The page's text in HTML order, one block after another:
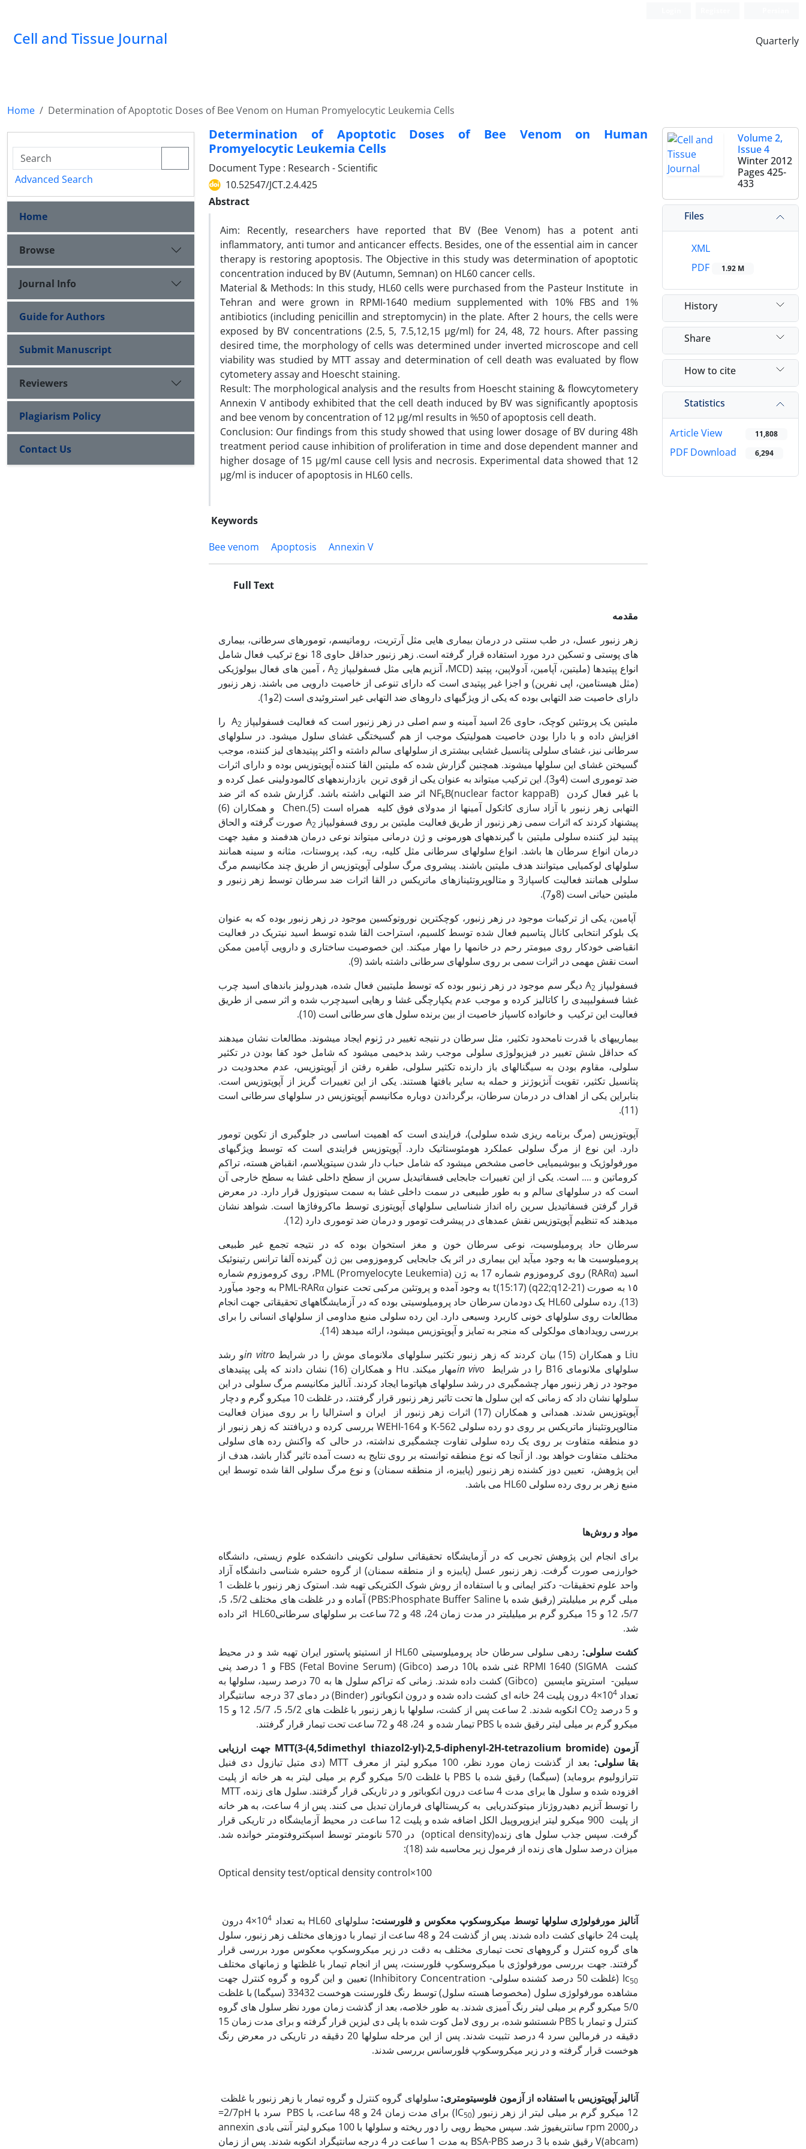
Cell and Tissue Journal Quarterly
Home Determination of Apoptotic Doses of Bee Venom on Human Promyelocytic Leukemia Cells
Determination of Apoptotic Doses of Bee Venom on Human
Promyelocytic Leukemia Cells
Document Type : Research - Scientific
10.52547/JCT.2.4.425
Abstract
Aim: Recently, researchers have reported that BV (Bee Venom) has a potent anti
inflammatory, anti tumor and anticancer effects. Besides, one of the essential aim in cancer
therapy is restoring apoptosis. The Objective in this study was determination of apoptotic
concentration induced by BV (Autumn, Semnan) on HL60 cancer cells.
Material & Methods: In this study, HL60 cells were purchased from the Pasteur Institute in
Tehran and were grown in RPMI-1640 medium supplemented with 10% FBS and 1%
antibiotics (including penicillin and streptomycin) in the plate. After 2 hours, the cells were
exposed by BV concentrations (2.5, 5, 7.5,12,15 µg/ml) for 24, 48, 72 hours. After passing
desired time, the morphology of cells was determined under inverted microscope and cell
viability was studied by MTT assay and determination of cell death was evaluated by flow
cytometery assay and Hoescht staining.
Result: The morphological analysis and the results from Hoescht staining & flowcytometery
Annexin V antibody exhibited that the cell death induced by BV was significantly apoptosis
and bee venom by concentration of 12 µg/ml results in %50 of apoptosis cell death.
Conclusion: Our findings from this study showed that using lower dosage of BV during 48h
treatment period cause inhibition of proliferation in time and dose dependent manner and
higher dosage of 15 µg/ml cause cell lysis and necrosis. Experimental data showed that 12
µg/ml is inducer of apoptosis in HL60 cells.
Keywords
Bee venom
Apoptosis Annexin V
Full Text
مقدمه
زهر زنبور عسل، در طب سنتی در درمان بیماری هایی مثل آرتریت، روماتیسم، تومورهای سرطانی، بیماری
های پوستی و تسکین درد مورد استفاده قرار گرفته است. زهر زنبور حداقل حاوی 18 نوع ترکیب فعال شامل
انواع پپتیدها (ملیتین، آپامین، آدولاپین، پپتید (MCD، آنزیم هایی مثل فسفولیپاز A
2
، آمین های فعال بیولوژیکی
(مثل هیستامین، اپی نفرین) و اجزا غیر پپتیدی است که دارای تنوعی از خاصیت دارویی می باشند. زهر زنبور
دارای خاصیت ضد التهابی بوده که یکی از ویژگی‏های داروهای ضد التهابی غیر استروئیدی است (2و1).
ملیتین یک پروتئین کوچک، حاوی 26 اسید آمینه و سم اصلی در زهر زنبور است که فعالیت فسفولیپاز A
2
را
افزایش داده و با دارا بودن خاصیت همولیتیک موجب از هم گسیختگی غشای سلول می‏شود. در سلول‏های
سرطانی نیز، غشای سلولی پتانسیل غشایی بیشتری از سلول‏های سالم داشته و اکثر پپتیدهای لیز کننده، موجب
گسیختن غشای این سلول‏ها می‏شوند. همچنین گزارش شده که ملیتین القا کننده آپوپتوزیس بوده و دارای اثرات
ضد توموری است (4و3). این ترکیب می‏تواند به عنوان یکی از قوی ترین بازدارنده‏های کالمودولینی عمل کرده و
با غیر فعال کردن NF
k
B(nuclear factor kappaB) اثر ضد التهابی داشته باشد. گزارش شده که اثر ضد
التهابی زهر زنبور با آزاد سازی کاتکول آمین‏ها از مدولای فوق کلیه همراه است (5).Chen و همکاران (6)
پیشنهاد کردند که اثرات سمی زهر زنبور از طریق فعالیت ملیتین بر روی فسفولیپاز A 2
صورت گرفته و الحاق
پپتید لیز کننده سلولی ملیتین با گیرنده‏های هورمونی و ژن درمانی می‏تواند نوعی درمان هدفمند و مفید جهت
درمان انواع سرطان ها باشد. انواع سلول‏های سرطانی مثل کلیه، ریه، کبد، پروستات، مثانه و سینه همانند
سلول‏های لوکمیایی می‏توانند هدف ملیتین باشند. پیشروی مرگ سلولی آپوپتوزیس از طریق چند مکانیسم مرگ
سلولی همانند فعالیت کاسپاز3 و متالوپروتئینازهای ماتریکس در القا اثرات ضد سرطان توسط زهر زنبور و
ملیتین حیاتی است (8و7).
آپامین، یکی از ترکیبات موجود در زهر زنبور، کوچکترین نوروتوکسین موجود در زهر زنبور بوده که به عنوان
یک بلوکر انتخابی کانال پتاسیم فعال شده توسط کلسیم، استراحت القا شده توسط اسید نیتریک در فعالیت
انقباضی خودکار روی میومتر رحم در خانمها را مهار می‏کند. این خصوصیت ساختاری و دارویی آپامین ممکن
است نقش مهمی در اثرات سمی بر روی سلول‏های سرطانی داشته باشد (9).
فسفولیپاز A 2
دیگر سم موجود در زهر زنبور بوده که توسط ملیتیین فعال شده، هیدرولیز باندهای اسید چرب
غشا فسفولیپیدی را کاتالیز کرده و موجب عدم یکپارچگی غشا و رهایی اسیدچرب شده و اثر سمی از طریق
فعالیت این ترکیب و خانواده کاسپاز خاصیت از بین برنده سلول های سرطانی است (10).
بیماریی‏های با قدرت نامحدود تکثیر، مثل سرطان در نتیجه تغییر در ژنوم ایجاد می‏شوند. مطالعات نشان می‏دهند
که حداقل شش تغییر در فیزیولوژی سلولی موجب رشد بدخیمی می‏شود که شامل خود کفا بودن در تکثیر
سلولی، مقاوم بودن به سیگنال‏های باز دارنده تکثیر سلولی، طفره رفتن از آپوپتوزیس، عدم محدودیت در
پتانسیل تکثیر، تقویت آنژیوژنز و حمله به سایر بافت‏ها هستند. یکی از این تغییرات گریز از آپوپتوزیس است.
بنابراین یکی از اهداف در درمان سرطان، برگرداندن دوباره مکانیسم آپوپتوزیس در سلول‏های سرطانی است
(11).
آپوپتوزیس (مرگ برنامه ریزی شده سلولی)، فرایندی است که اهمیت اساسی در جلوگیری از تکوین تومور
دارد. این نوع از مرگ سلولی عملکرد هومئوستاتیک دارد. آپوپتوزیس فرایندی است که توسط ویژگی‏های
مورفولوژیک و بیوشیمیایی خاصی مشخص می‏شود که شامل حباب دار شدن سیتوپلاسم، انقباض هسته، تراکم
کروماتین و .... است. یکی از این تغییرات جابجایی فسفاتیدیل سرین از سطح داخلی غشا به سطح خارجی آن
است که در سلول‏های سالم و به طور طبیعی در سمت داخلی غشا به سمت سیتوزول قرار دارد. در معرض
قرار گرفتن فسفاتیدیل سرین راه انداز شناسایی سلول‏های آپوپتوزی توسط ماکروفاژها است. شواهد نشان
می‏دهند که تنظیم آپوپتوزیس نقش عمده‏ای در پیشرفت تومور و درمان ضد توموری دارد (12).
سرطان حاد پرومیلوسیت، نوعی سرطان خون و مغز استخوان بوده که در نتیجه تجمع غیر طبیعی
پرومیلوسیت ها به وجود می‏آید این بیماری در اثر یک جابجایی کروموزومی بین ژن گیرنده آلفا ترانس رتینوئیک
اسید (RARα) روی کروموزوم شماره 17 به ژن PML (Promyelocyte Leukemia)، روی کروموزوم شماره
١٥ به صورت t(15:17) (q22;q12-21) به وجود آمده و پروتئین مرکبی تحت عنوان PML-RARα به وجود می‏آورد
(13). رده سلولی HL60 یک دودمان سرطان حاد پرومیلوسیتی بوده که در آزمایشگاه‏های تحقیقاتی جهت انجام
مطالعات روی سلول‏های خونی کاربرد وسیعی دارد. این رده سلولی منبع مداومی از سلول‏های انسانی را برای
بررسی رویدادهای مولکولی که منجر به تمایز و آپوپتوزیس می‏شود، ارائه می‏دهد (14).
Liu و همکاران (15) بیان کردند که زهر زنبور تکثیر سلول‏های ملانومای موش را در شرایط
in vitroو رشد
سلول‏های ملانومای B16 را در شرایط
in vivo
مهار می‏کند. Hu و همکاران (16) نشان دادند که پلی پپتیدهای
موجود در زهر زنبور مهار چشمگیری در رشد سلول‏های هپاتوما ایجاد کردند. آنالیز مکانیسم مرگ سلولی در این
سلول‏ها نشان داد که زمانی که این سلول ها تحت تاثیر زهر زنبور قرار گرفتند، در غلظت 10 میکرو گرم و دچار
آپوپتوزیس شدند. همدانی و همکاران (17) اثرات زهر زنبور از ایران و استرالیا را بر روی میزان فعالیت
متالوپروتئیناز ماتریکس بر روی دو رده سلولی K-562 و WEHI-164 بررسی کرده و دریافتند که زهر زنبور از
دو منطقه متفاوت بر روی یک رده سلولی تفاوت چشمگیری نداشته، در حالی که واکنش رده های سلولی
مختلف متفاوت خواهد بود. از آنجا که نوع منطقه توانسته بر روی نتایج به دست آمده تاثیر گذار باشد، هدف از
این پژوهش، تعیین دوز کشنده زهر زنبور (پاییزه، از منطقه سمنان) و نوع مرگ سلولی القا شده توسط این
منبع زهر بر روی رده سلولی HL60 می باشد.
مواد و روش‌ها
برای انجام این پژوهش تجربی که در آزمایشگاه تحقیقاتی سلولی تکوینی دانشکده علوم زیستی، دانشگاه
خوارزمی صورت گرفت. زهر زنبور عسل (پاییزه و از منطقه سمنان) از گروه حشره شناسی دانشگاه آزاد
واحد علوم تحقیقات- دکتر ایمانی و با استفاده از روش شوک الکتریکی تهیه شد. استوک زهر زنبور با غلظت 1
میلی گرم بر میلی‏لیتر (رقیق شده با PBS:Phosphate Buffer Saline) آماده و در غلظت های مختلف 5/2، 5،
5/7، 12 و 15 میکرو گرم بر میلی‏لیتر در مدت زمان 24، 48 و 72 ساعت بر سلول‏های سرطانیHL60 اثر داده
شد.
کشت سلولی:
رده‏ی سلولی سرطان حاد پرومیلوسیتی HL60 از انستیتو پاستور ایران تهیه شد و در محیط
کشت RPMI 1640 (SIGMA غنی شده با10 درصد (Gibco) FBS (Fetal Bovine Serum) و 1 درصد پنی
سیلین- استرپتو مایسین (Gibco) کشت داده شدند. زمانی که تراکم سلول ها به 70 درصد رسید، سلول‏ها به
تعداد 104
×4 درون پلیت 24 خانه ای کشت داده شده و درون انکوباتور (Binder) در دمای 37 درجه سانتی‏گراد
و 5 درصد CO
2
انکوبه شدند. 2 ساعت پس از کشت، سلول‏ها با زهر زنبور با غلظت های 5/2، 5، 5/7، 12 و 15
میکرو گرم بر میلی لیتر رقیق شده با PBS تیمار شده و 24، 48 و 72 ساعت تحت تیمار قرار گرفتند.
آزمون MTT(3-(4,5dimethyl thiazol2-yl)-2,5-diphenyl-2H-tetrazolium bromide) جهت ارزیابی
بقا سلولی:
بعد از گذشت زمان مورد نظر، 100 میکرو لیتر از معرف MTT (دی متیل تیازول دی فنیل
تترازولیوم بروماید) (سیگما) رقیق شده با PBS با غلظت 5/0 میکرو گرم بر میلی لیتر به هر خانه از پلیت
را توسط آنزیم دهیدروژناز میتوکندریایی به کریستالهای فرمازان تبدیل می کنند. پس از 4 ساعت، به هر خانه
از پلیت 900 میکرو لیتر ایزوپروپیل الکل اضافه شده و پلیت 12 ساعت در محیط آزمایشگاه در تاریکی قرار
گرفت. سپس جذب سلول های زنده(optical density) در 570 نانومتر توسط اسپکتروفتومتر خوانده شد.
میزان درصد سلول های زنده از فرمول زیر محاسبه شد (18):
Optical density test/optical density control×100
آنالیز مورفولوژی سلولها توسط میکروسکوپ معکوس و فلورسنت: سلول‏های HL60 به تعداد 10 4
×4 درون
پلیت 24 خانه‏ای کشت داده شدند. پس از گذشت 24 و 48 ساعت از تیمار با دوزهای مختلف زهر زنبور، سلول
های گروه کنترل و گروه‏های تحت تیماری مختلف به دقت در زیر میکروسکوپ معکوس مورد بررسی قرار
گرفتند. جهت بررسی مورفولوژی با میکروسکوپ فلورسنت، پس از انجام تیمار با غلظت‏ها و زمان‏های مختلف
Ic50
(غلظت 50 درصد کشنده سلولی- Inhibitory Concentration) تعیین و این گروه و گروه کنترل جهت
مشاهده مورفولوژی سلول (مخصوصا هسته سلول) توسط رنگ فلورسنت هوخست 33432 (سیگما) با غلظت
5/0 میکرو گرم بر میلی لیتر رنگ آمیزی شدند. به طور خلاصه، بعد از گذشت زمان مورد نظر سلول های گروه
کنترل و تیمار با PBS شستشو شده، بر روی لامل کوت شده با پلی دی لیزین قرار گرفته و برای مدت زمان 15
دقیقه در فرمالین سرد 4 درصد تثبیت شدند. پس از این مرحله سلول‏ها 20 دقیقه در تاریکی در معرض رنگ
هوخست قرار گرفته و در زیر میکروسکوپ فلورسانس بررسی شدند.
آنالیز آپوپتوزیس با استفاده از آزمون فلوسیتومتری: سلول‏های گروه کنترل و گروه تیمار با زهر زنبور با غلظت
12 میکرو گرم بر میلی لیتر از زهر زنبور (IC
50
) برای مدت زمان 24 و 48 ساعت، با PBS سرد با 2/7pH=
درrpm 2000 سانتریفیوژ شد. سپس محیط رویی را دور ریخته و سلول‏ها با 100 میکرو لیتر آنتی بادی annexin
V(abcam) رقیق شده با 3 درصد BSA-PBS به مدت 1 ساعت در 4 درجه سانتی‏گراد انکوبه شدند. پس از زمان
Volume 2,
Issue 4
Winter 2012
Pages 425-
433
Files
XML
PDF
1.92 M
History
Share
How to cite
Statistics
Article View 11,808
PDF Download 6,294
Advanced Search
Home
Browse
Journal Info
Guide for Authors
Submit Manuscript
Reviewers
Plagiarism Policy
Contact Us